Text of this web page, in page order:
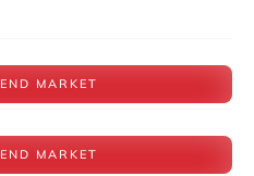
MARKET
MARKET